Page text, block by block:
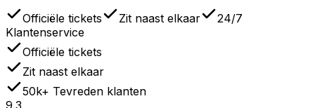
Officiële tickets Zit naast elkaar
24/7
Klantenservice
Officiële tickets
Zit naast elkaar
50k+ Tevreden klanten
9.3